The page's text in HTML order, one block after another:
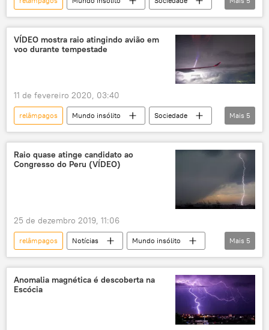
Notícias
raios
avião de passageiros
Londres
Reino Unido
VÍDEO mostra raio atingindo avião em
voo durante tempestade
11 de fevereiro 2020, 03:40
relâmpagos Mundo insólito
Sociedade
Notícias
tempestade
tempestades
raio
Reino Unido
Mais 5
Raio quase atinge candidato ao
Congresso do Peru (VÍDEO)
25 de dezembro 2019, 11:06
relâmpagos Notícias
Mundo insólito
Sociedade
Peru
incidente
América do Sul
Congresso
Mais 5
Anomalia magnética é descoberta na
Escócia